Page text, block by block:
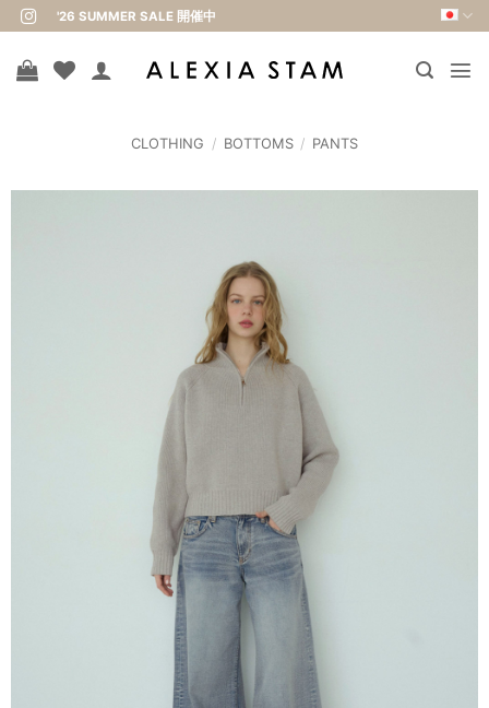
Skip
to
content
'26 SUMMER SALE 開催中
CLOTHING / BOTTOMS / PANTS